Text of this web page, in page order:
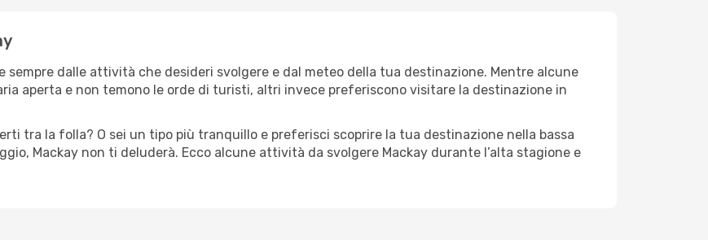
sempre dalle attività che desideri svolgere e dal meteo della tua destinazione. Mentre alcune
aperta e non temono le orde di turisti, altri invece preferiscono visitare la destinazione in
tra la folla? O sei un tipo più tranquillo e preferisci scoprire la tua destinazione nella bassa
Mackay non ti deluderà. Ecco alcune attività da svolgere Mackay durante l’alta stagione e